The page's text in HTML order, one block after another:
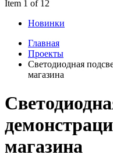
Item 1 of 12
Новинки
Главная
Проекты
Светодиодная
магазина
магазина